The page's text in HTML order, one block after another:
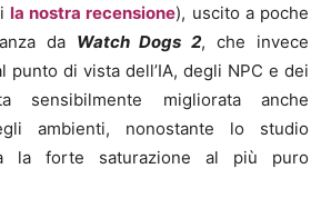
la nostra recensione), uscito a poche
da Watch Dogs 2, che invece
punto di vista dell’IA, degli NPC e dei
sensibilmente migliorata anche
ambienti, nonostante lo studio
la forte saturazione al più puro